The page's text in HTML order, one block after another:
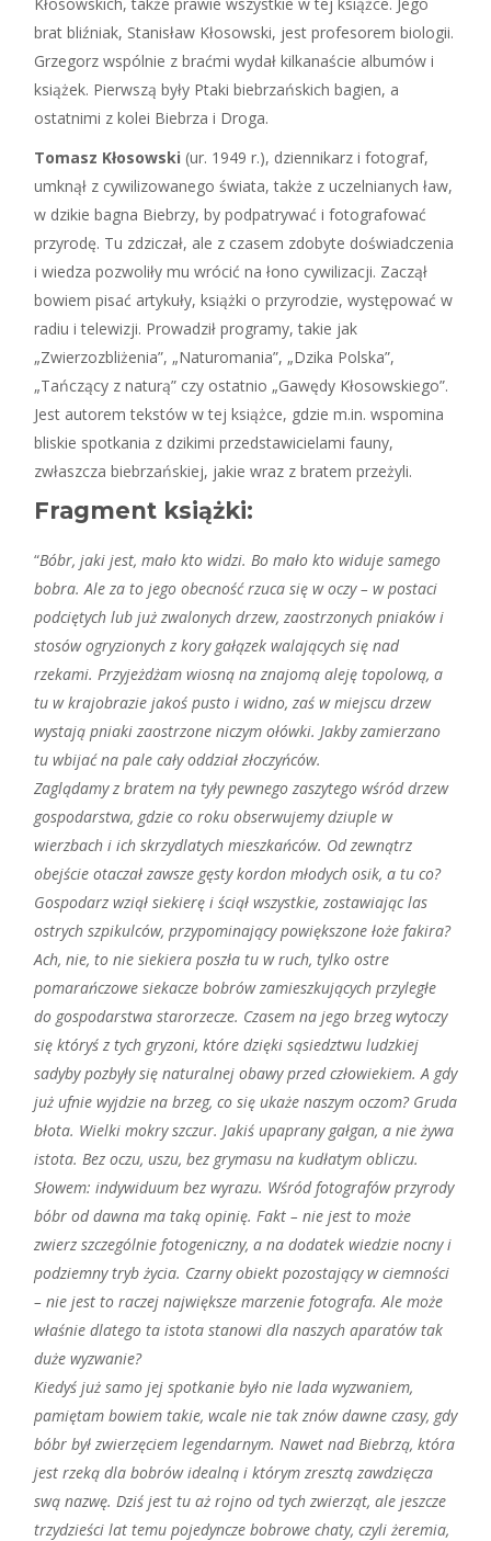
brat bliźniak, Stanisław Kłosowski, jest profesorem biologii.
Grzegorz wspólnie z braćmi wydał kilkanaście albumów i
książek. Pierwszą były Ptaki biebrzańskich bagien, a
ostatnimi z kolei Biebrza i Droga.
Tomasz Kłosowski (ur. 1949 r.), dziennikarz i fotograf,
umknął z cywilizowanego świata, także z uczelnianych ław,
w dzikie bagna Biebrzy, by podpatrywać i fotografować
przyrodę. Tu zdziczał, ale z czasem zdobyte doświadczenia
i wiedza pozwoliły mu wrócić na łono cywilizacji. Zaczął
bowiem pisać artykuły, książki o przyrodzie, występować w
radiu i telewizji. Prowadził programy, takie jak
„Zwierzozbliżenia”, „Naturomania”, „Dzika Polska”,
„Tańczący z naturą” czy ostatnio „Gawędy Kłosowskiego”.
Jest autorem tekstów w tej książce, gdzie m.in. wspomina
bliskie spotkania z dzikimi przedstawicielami fauny,
zwłaszcza biebrzańskiej, jakie wraz z bratem przeżyli.
Fragment książki:
“Bóbr, jaki jest, mało kto widzi. Bo mało kto widuje samego
bobra. Ale za to jego obecność rzuca się w oczy – w postaci
podciętych lub już zwalonych drzew, zaostrzonych pniaków i
stosów ogryzionych z kory gałązek walających się nad
rzekami. Przyjeżdżam wiosną na znajomą aleję topolową, a
tu w krajobrazie jakoś pusto i widno, zaś w miejscu drzew
wystają pniaki zaostrzone niczym ołówki. Jakby zamierzano
tu wbijać na pale cały oddział złoczyńców.
Zaglądamy z bratem na tyły pewnego zaszytego wśród drzew
gospodarstwa, gdzie co roku obserwujemy dziuple w
wierzbach i ich skrzydlatych mieszkańców. Od zewnątrz
obejście otaczał zawsze gęsty kordon młodych osik, a tu co?
Gospodarz wziął siekierę i ściął wszystkie, zostawiając las
ostrych szpikulców, przypominający powiększone łoże fakira?
Ach, nie, to nie siekiera poszła tu w ruch, tylko ostre
pomarańczowe siekacze bobrów zamieszkujących przyległe
do gospodarstwa starorzecze. Czasem na jego brzeg wytoczy
się któryś z tych gryzoni, które dzięki sąsiedztwu ludzkiej
sadyby pozbyły się naturalnej obawy przed człowiekiem. A gdy
już ufnie wyjdzie na brzeg, co się ukaże naszym oczom? Gruda
błota. Wielki mokry szczur. Jakiś upaprany gałgan, a nie żywa
istota. Bez oczu, uszu, bez grymasu na kudłatym obliczu.
Słowem: indywiduum bez wyrazu. Wśród fotografów przyrody
bóbr od dawna ma taką opinię. Fakt – nie jest to może
zwierz szczególnie fotogeniczny, a na dodatek wiedzie nocny i
podziemny tryb życia. Czarny obiekt pozostający w ciemności
– nie jest to raczej największe marzenie fotografa. Ale może
właśnie dlatego ta istota stanowi dla naszych aparatów tak
duże wyzwanie?
Kiedyś już samo jej spotkanie było nie lada wyzwaniem,
pamiętam bowiem takie, wcale nie tak znów dawne czasy, gdy
bóbr był zwierzęciem legendarnym. Nawet nad Biebrzą, która
jest rzeką dla bobrów idealną i którym zresztą zawdzięcza
swą nazwę. Dziś jest tu aż rojno od tych zwierząt, ale jeszcze
trzydzieści lat temu pojedyncze bobrowe chaty, czyli żeremia,